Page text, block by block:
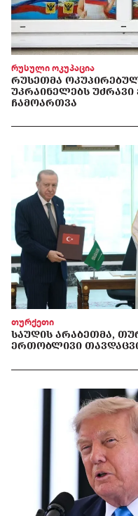
რუსული ოკუპაცია
ᲠᲣᲡᲔᲗᲛᲐ
ᲣᲙᲠᲐᲘᲜᲔᲚᲔᲑᲡ ᲣᲫᲠᲐᲕᲘ
ᲩᲐᲛᲝᲐᲠᲗᲕᲐ
თურქეთი
ᲡᲐᲣᲓᲘᲡ ᲐᲠᲐᲑᲔᲗᲛᲐ,
ᲔᲠᲗᲝᲑᲚᲘᲕᲘ